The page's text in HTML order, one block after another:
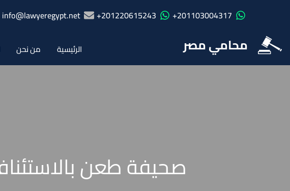
201103004317+
201220615243+
info@lawyeregypt.net
محامي مصر الرئيسية من نحن
صحيفة طعن